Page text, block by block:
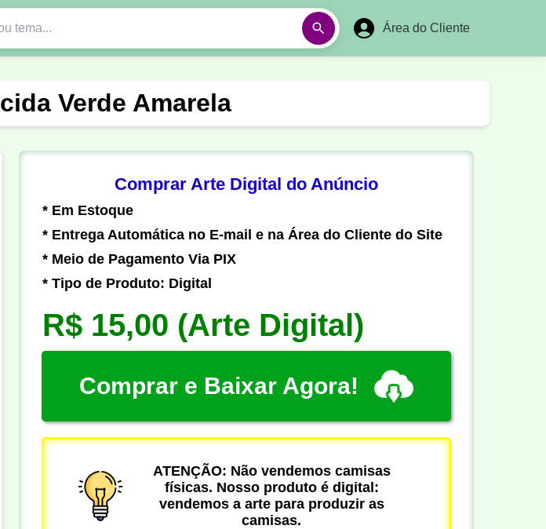
Área do Cliente
Vôlei Futebol Amador Pesca
Geografia História Matemática
Verde Amarela
Comprar Arte Digital do Anúncio
* Em Estoque
* Entrega Automática no E-mail e na Área do Cliente do Site
* Meio de Pagamento Via PIX
* Tipo de Produto: Digital
R$ 15,00 (Arte Digital)
Comprar e Baixar Agora!
ATENÇÃO: Não vendemos camisas
físicas. Nosso produto é digital:
vendemos a arte para produzir as
camisas.